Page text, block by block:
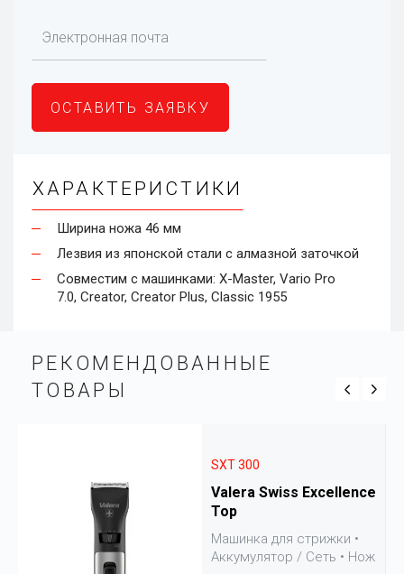
ОСТАВИТЬ ЗАЯВКУ
ХАРАКТЕРИСТИКИ
Ширина ножа 46 мм
Лезвия из японской стали с алмазной заточкой
Совместим с машинками: X-Master, Vario Pro
7.0, Creator, Creator Plus, Classic 1955
РЕКОМЕНДОВАН­НЫЕ
ТОВАРЫ
SXT 300
Valera Swiss Excellence
Top
Машинка для стрижки •
Аккумулятор / Сеть • Нож